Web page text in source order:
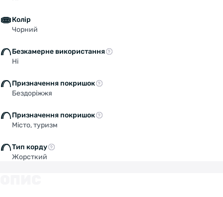
Колір
Чорний
Безкамерне використання
Ні
Призначення покришок
Бездоріжжя
Призначення покришок
Місто, туризм
Тип корду
Жорсткий